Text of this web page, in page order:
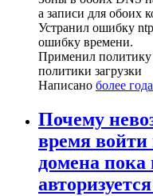
а записи для обоих
Устранил ошибку
ошибку времени.
Применил политику
политики загрузки
Написано более
Почему
время войти
домена пока